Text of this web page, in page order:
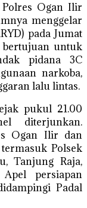
Ogan Ilir
menggelar
pada Jumat
bertujuan untuk
pidana 3C
narkoba,
lalu lintas.
pukul 21.00
diterjunkan.
Ogan Ilir dan
Polsek
Tanjung Raja,
persiapan
Padal